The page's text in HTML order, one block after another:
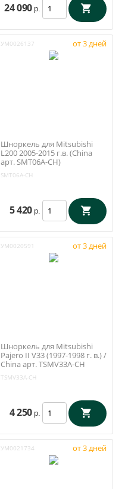
24 090 р.
УМ0026137 от 3 дней
Шноркель для Mitsubishi
L200 2005-2015 г.в. (China
арт. SMT06A-СН)
SMT06A-СН
5 420 р.
УМ0020591 от 3 дней
Шноркель для Mitsubishi
Pajero II V33 (1997-1998 г. в.) /
China арт. TSMV33A-CH
TSMV33A-CH
4 250 р.
УМ0021734 от 3 дней